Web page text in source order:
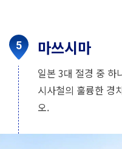
마쓰시마
일본 3대 절경 중 하
시사철의 훌륭한 경
오.